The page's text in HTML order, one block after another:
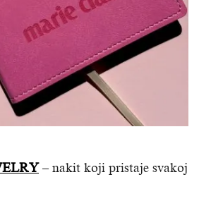
– nakit koji pristaje svakoj